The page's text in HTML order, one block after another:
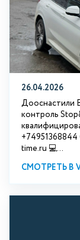
26.04.2026
Дооснастили
контроль
time.ru 💻...
СМОТРЕТЬ В